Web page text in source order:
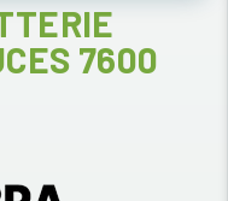
7600